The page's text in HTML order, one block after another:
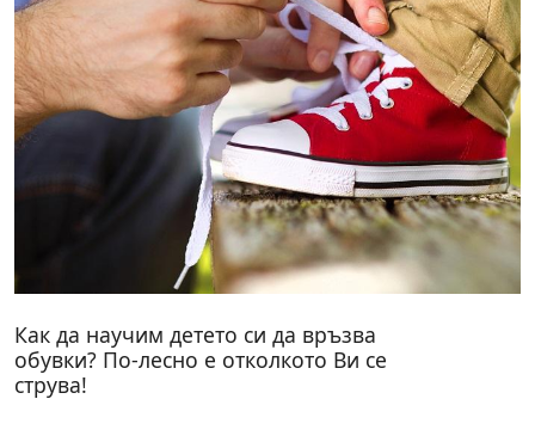
Как да научим детето си да връзва
обувки? По-лесно е отколкото Ви се
струва!